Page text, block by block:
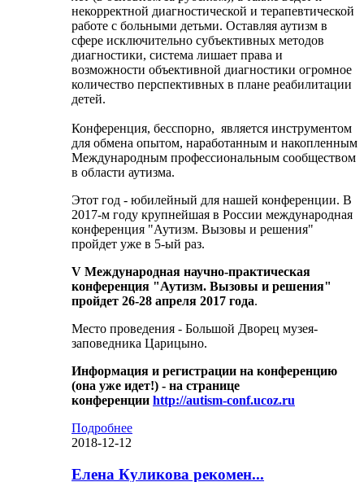
некорректной диагностической и терапевтической
работе с больными детьми. Оставляя аутизм в
сфере исключительно субъективных методов
диагностики, система лишает права и
возможности объективной диагностики огромное
количество перспективных в плане реабилитации
детей.
Конференция, бесспорно, является инструментом
для обмена опытом, наработанным и накопленным
Международным профессиональным сообществом
в области аутизма.
Этот год - юбилейный для нашей конференции. В
2017-м году крупнейшая в России международная
конференция "Аутизм. Вызовы и решения"
пройдет уже в 5-ый раз.
V Международная научно-практическая
конференция "Аутизм. Вызовы и решения"
пройдет 26-28 апреля 2017 года.
Место проведения - Большой Дворец музея-
заповедника Царицыно.
Информация и регистрации на конференцию
(она уже идет!) - на странице
конференции http://autism-conf.ucoz.ru
Подробнее
2018-12-12
Елена Куликова рекомен...